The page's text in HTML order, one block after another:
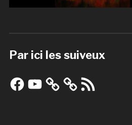
Par ici les suiveux
Facebook
YouTube
Flux
RSS